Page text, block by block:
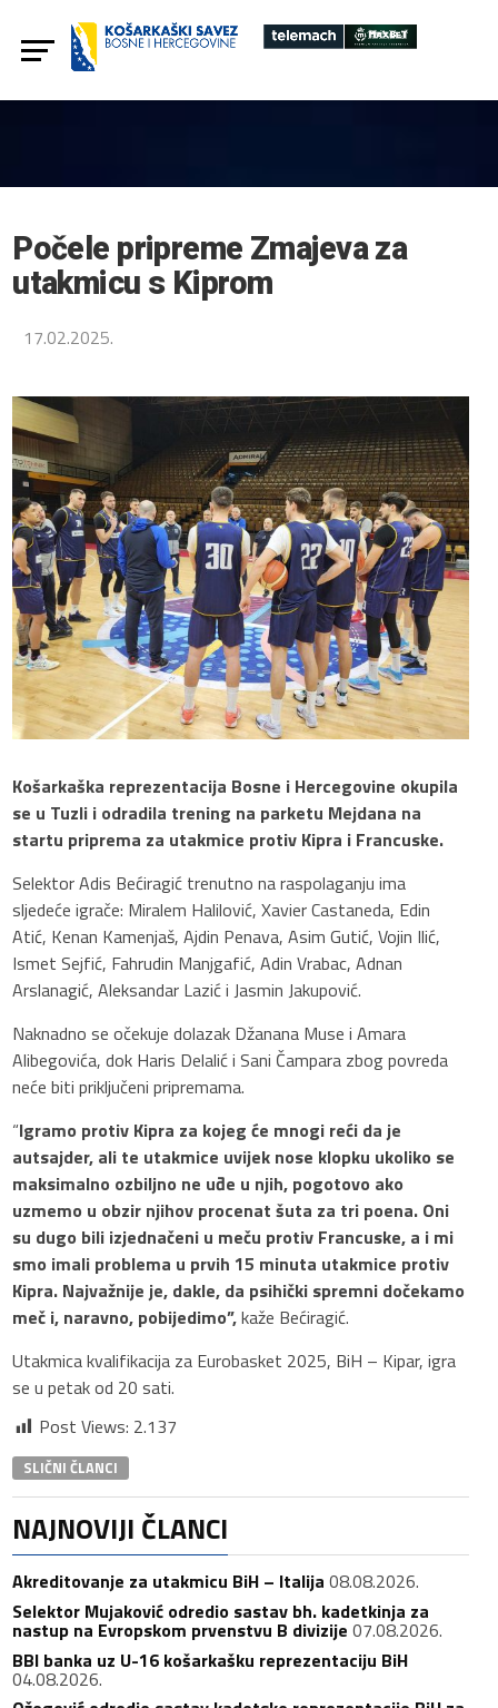
Počele pripreme Zmajeva za
utakmicu s Kiprom
17.02.2025.
Košarkaška reprezentacija Bosne i Hercegovine okupila
se u Tuzli i odradila trening na parketu Mejdana na
startu priprema za utakmice protiv Kipra i Francuske.
Selektor Adis Bećiragić trenutno na raspolaganju ima
sljedeće igrače: Miralem Halilović, Xavier Castaneda, Edin
Atić, Kenan Kamenjaš, Ajdin Penava, Asim Gutić, Vojin Ilić,
Ismet Sejfić, Fahrudin Manjgafić, Adin Vrabac, Adnan
Arslanagić, Aleksandar Lazić i Jasmin Jakupović.
Naknadno se očekuje dolazak Džanana Muse i Amara
Alibegovića, dok Haris Delalić i Sani Čampara zbog povreda
neće biti priključeni pripremama.
“Igramo protiv Kipra za kojeg će mnogi reći da je
autsajder, ali te utakmice uvijek nose klopku ukoliko se
maksimalno ozbiljno ne uđe u njih, pogotovo ako
uzmemo u obzir njihov procenat šuta za tri poena. Oni
su dugo bili izjednačeni u meču protiv Francuske, a i mi
smo imali problema u prvih 15 minuta utakmice protiv
Kipra. Najvažnije je, dakle, da psihički spremni dočekamo
meč i, naravno, pobijedimo”,kaže Bećiragić.
Utakmica kvalifikacija za Eurobasket 2025, BiH – Kipar, igra
se u petak od 20 sati.
Post Views: 2.137
SLIČNI ČLANCI
NAJNOVIJI ČLANCI
Akreditovanje za utakmicu BiH – Italija 08.08.2026.
Selektor Mujaković odredio sastav bh. kadetkinja za
nastup na Evropskom prvenstvu B divizije 07.08.2026.
BBI banka uz U-16 košarkašku reprezentaciju BiH
04.08.2026.